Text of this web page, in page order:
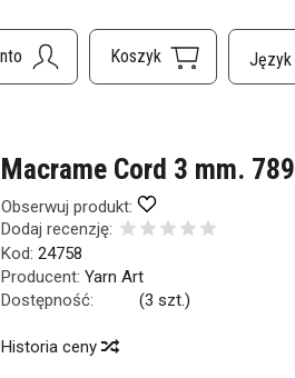
Macrame Cord 3 mm. 789
Obserwuj produkt:
Dodaj recenzję:
Kod: 24758
Producent: Yarn Art
Dostępność:
(3 szt.)
Historia ceny